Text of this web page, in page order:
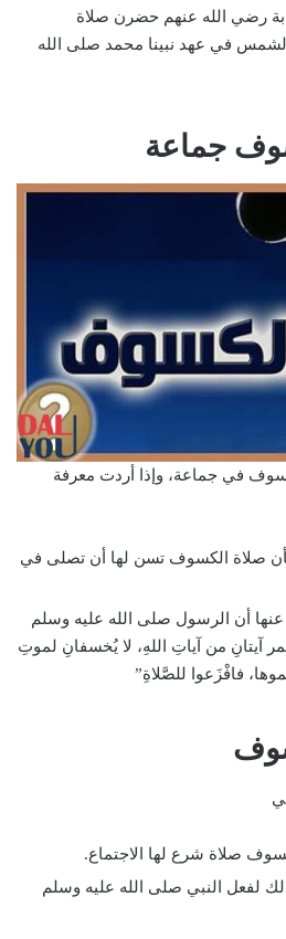
رضي الله عنهم حضرن صلاة
في عهد نبينا محمد صلى الله
جماعة
في جماعة، وإذا أردت معرفة
صلاة الكسوف تسن لها أن تصلى في
أن الرسول صلى الله عليه وسلم
آيتانِ من آياتِ اللهِ، لا يُخسفانِ لموتِ
فافْزَعوا للصَّلاةِ”
صلاة شرع لها الاجتماع.
لفعل النبي صلى الله عليه وسلم